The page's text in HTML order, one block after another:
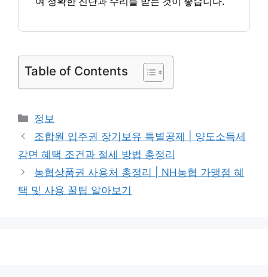
Table of Contents
카
테
리
정보
조합원 입주권 장기보유 특별공제 | 양도소득세
감면 혜택 조건과 절세 방법 총정리
농협상품권 사용처 총정리 | NH농협 가맹점 혜
택 및 사용 꿀팁 알아보기